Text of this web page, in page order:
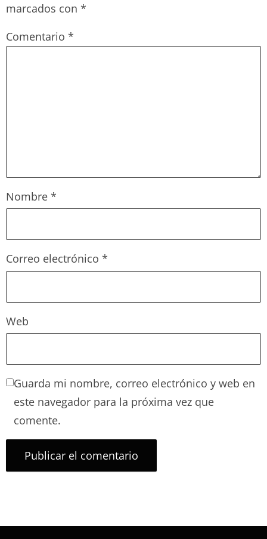
marcados con *
Comentario *
Nombre *
Correo electrónico *
Web
Guarda mi nombre, correo electrónico y web en
este navegador para la próxima vez que
comente.